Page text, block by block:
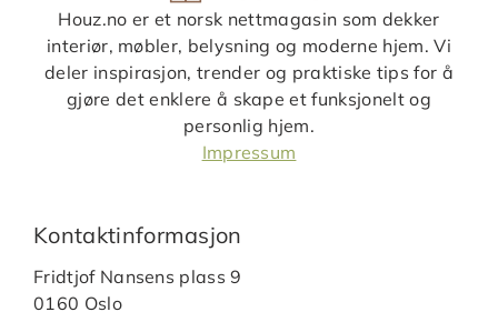
Houz.no er et norsk nettmagasin som dekker
interiør, møbler, belysning og moderne hjem. Vi
deler inspirasjon, trender og praktiske tips for å
gjøre det enklere å skape et funksjonelt og
personlig hjem.
Impressum
Kontaktinformasjon
Fridtjof Nansens plass 9
0160 Oslo